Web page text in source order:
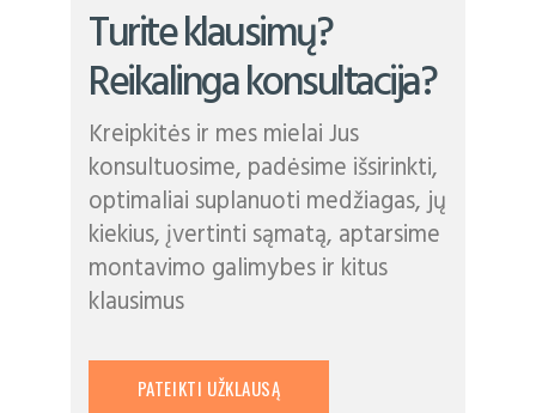
Turite klausimų?
Reikalinga konsultacija?
Kreipkitės ir mes mielai Jus
konsultuosime, padėsime išsirinkti,
optimaliai suplanuoti medžiagas, jų
kiekius, įvertinti sąmatą, aptarsime
montavimo galimybes ir kitus
klausimus
PATEIKTI UŽKLAUSĄ